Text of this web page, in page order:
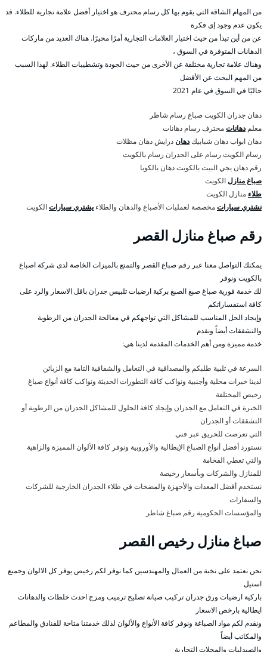
من المهام الشاقة التي يقوم بها كل رسام محترف هو اختيار أفضل علامة تجارية للطلاء. قد
يكون عدم وجود إي فكرة
عن من أين تبدأ من حيث اختيار العلامات التجارية أمرًا محيرًا. هناك العديد من ماركات
الدهانات المتوفرة في السوق ،
وهناك علامة تجارية مختلفة عن الأخرى من حيث الجودة وتشطيبات الطلاء. لهذا السبب
من المهم البحث عن الأفضل
حاليًا في السوق في عام 2021
دهان جدران الكويت صباغ رسام شاطر
معلمدهاناتمحترف رسام دهانات
دهان ابواب دهان شبابيكدهاندرايش دهان مظلات
رسام الكويت رسام على الجدران رسام بالكويت
رقم دهان يجي البيت بالكويت دهان بالكويا
صباغ منازلالكويت
طلاء منازل الكويت
نشتري سياراتمخصصة لعمليات الأصباغ والدهان والطلاءيشتري سياراتالكويت
رقم صباغ منازل القصر
يمكنك التواصل معنا عبر رقم صباغ القصر والتمتع بالميزات الخاصة لدى شركة اصباغ
بالكويت ونوفر
لك خدمة فورية صباغ صبغ الصبغ بركية ارضيات تلبيس جدران باقل الاسعار والرد على
كافة استفساراتكم
وإيجاد الحل المناسب للمشاكل التي تواجهكم في معالجة الجدران من الرطوبة
والتشققات أيضاً ونقدم
خدمة مميزة ومن أهم الخدمات المقدمة لدينا هي:
السرعة في تلبية طلبكم والمصداقية في التعامل والشفافية التامة مع الزبائن
لدينا خبرات محلية وأجنبية ونواكب كافة التطورات الحديثة ونواكب كافة أنواع صباغ
رخيص المختلفة
الخبرة في التعامل مع الجدران وإيجاد كافة الحلول للمشاكل الجدران من الرطوبة أو
التشققات أو الجدران
التي تعرضت للحريق عبر فني
نستورد أفضل أنواع الصباغ الإيطالية والأوروبية ونوفر كافة الألوان المميزة والزاهية
والتي تعطي الفخامة
للمنازل والشركات وبأسعار رخيصة
نستخدم أفضل المعدات والأجهزة والمضخات في طلاء الجدران الخارجية للشركات
والسفارات
والمؤسسات الحكومية رقم صباغ شاطر
صباغ منازل رخيص القصر
نحن نعتمد على نخبة من العمال والمهندسين كما نوفر لكم رخيص يوفر كل الالوان وجميع
استيل
باركية ارضيات ورق جدران تركيب صيانة تصليح ترميب ومزج احدث خلطات والدهانات
ايطالية بارخص الاسعار
ونقدم لكم مواد الصباغة ونوفر كافة الأنواع والألوان لذلك خدمتنا متاحة للفنادق والمطاعم
والمكاتب أيضاً
والصيدليات والمحلات التجارية